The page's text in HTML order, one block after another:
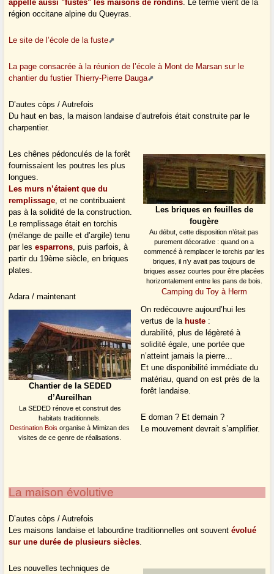
appelle aussi "fustes" les maisons de rondins. Le terme vient de la
région occitane alpine du Queyras.
Le site de l’école de la fuste
La page consacrée à la réunion de l’école à Mont de Marsan sur le
chantier du fustier Thierry-Pierre Dauga
D’autes còps / Autrefois
Du haut en bas, la maison landaise d’autrefois était construite par le
charpentier.
Les briques en feuilles de
fougère
Au début, cette disposition n’était pas
purement décorative : quand on a
commencé à remplacer le torchis par les
briques, il n’y avait pas toujours de
briques assez courtes pour être placées
horizontalement entre les pans de bois.
Camping du Toy à Herm
Les chênes pédonculés de la forêt
fournissaient les poutres les plus
longues.
Les murs n’étaient que du
remplissage, et ne contribuaient
pas à la solidité de la construction.
Le remplissage était en torchis
(mélange de paille et d’argile) tenu
par lesesparrons, puis parfois, à
partir du 19ème siècle, en briques
plates.
Adara / maintenant
Chantier de la SEDED
d’Aureilhan
La SEDED rénove et construit des
habitats traditionnels.
Destination Bois organise à Mimizan des
visites de ce genre de réalisations.
On redécouvre aujourd’hui les
vertus de la huste :
durabilité, plus de légèreté à
solidité égale, une portée que
n’atteint jamais la pierre...
Et une disponibilité immédiate du
matériau, quand on est près de la
forêt landaise.
E doman ? Et demain ?
Le mouvement devrait s’amplifier.
La maison évolutive
D’autes còps / Autrefois
Les maisons landaise et labourdine traditionnelles ont souventévolué
sur une durée de plusieurs siècles.
Les nouvelles techniques de